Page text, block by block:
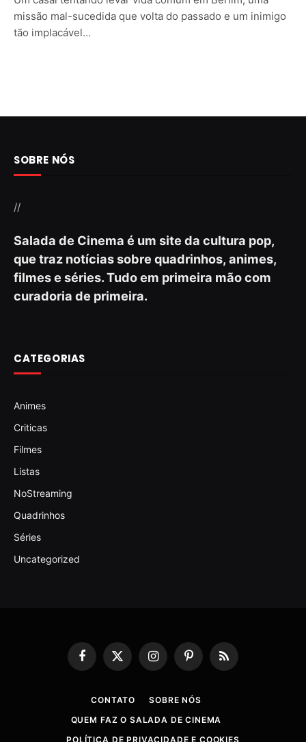
missão mal-sucedida que volta do passado e um inimigo
tão implacável…
SOBRE NÓS
//
Salada de Cinema é um site da cultura pop,
que traz notícias sobre quadrinhos, animes,
filmes e séries. Tudo em primeira mão com
curadoria de primeira.
CATEGORIAS
Animes
Criticas
Filmes
Listas
NoStreaming
Quadrinhos
Séries
Uncategorized
Facebook
X
(Twitter)
InstagramPinterestRSS
CONTATO
SOBRE NÓS
QUEM FAZ O SALADA DE CINEMA
POLÍTICA DE PRIVACIDADE E COOKIES